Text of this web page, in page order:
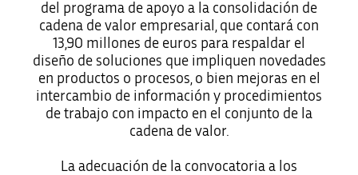
del programa de apoyo a la consolidación de
cadena de valor empresarial, que contará con
13,90 millones de euros para respaldar el
diseño de soluciones que impliquen novedades
en productos o procesos, o bien mejoras en el
intercambio de información y procedimientos
de trabajo con impacto en el conjunto de la
cadena de valor.
La adecuación de la convocatoria a los